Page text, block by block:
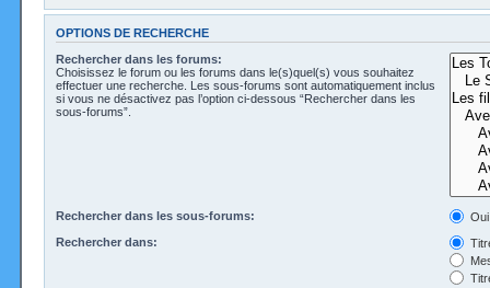
OPTIONS DE RECHERCHE
Rechercher dans les forums:
Choisissez le forum ou les forums dans le(s)quel(s) vous souhaitez
effectuer une recherche. Les sous-forums sont automatiquement inclus
si vous ne désactivez pas l’option ci-dessous “Rechercher dans les
sous-forums”.
Rechercher dans les sous-forums:
Oui
Rechercher dans: